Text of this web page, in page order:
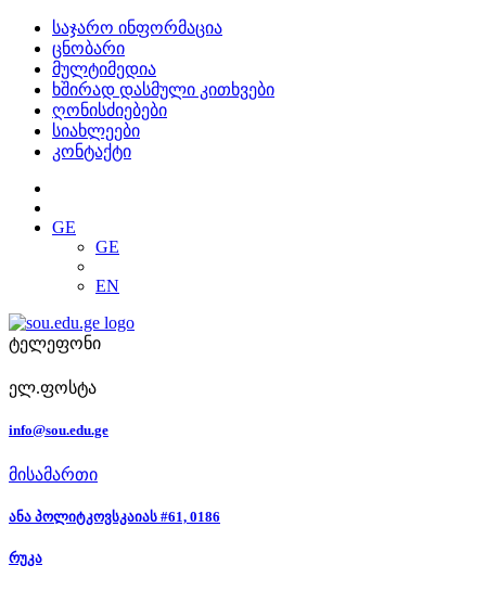
საჯარო ინფორმაცია
ცნობარი
მულტიმედია
ხშირად დასმული კითხვები
ღონისძიებები
სიახლეები
კონტაქტი
GE
GE
EN
ტელეფონი
ელ.ფოსტა
info@sou.edu.ge
მისამართი
ანა პოლიტკოვსკაიას #61, 0186
რუკა